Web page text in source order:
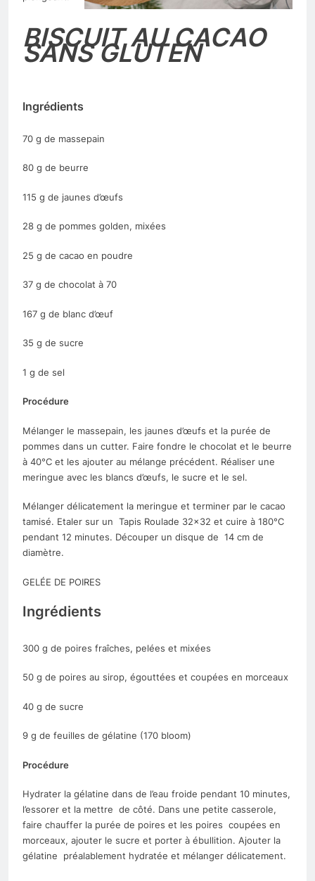
BISCUIT AU CACAO
SANS GLUTEN
Ingrédients
70 g de massepain
80 g de beurre
115 g de jaunes d’œufs
28 g de pommes golden, mixées
25 g de cacao en poudre
37 g de chocolat à 70
167 g de blanc d’œuf
35 g de sucre
1 g de sel
Procédure
Mélanger le massepain, les jaunes d’œufs et la purée de
pommes dans un cutter. Faire fondre le chocolat et le beurre
à 40°C et les ajouter au mélange précédent. Réaliser une
meringue avec les blancs d’œufs, le sucre et le sel.
Mélanger délicatement la meringue et terminer par le cacao
tamisé. Etaler sur un Tapis Roulade 32×32 et cuire à 180°C
pendant 12 minutes. Découper un disque de 14 cm de
diamètre.
GELÉE DE POIRES
Ingrédients
300 g de poires fraîches, pelées et mixées
50 g de poires au sirop, égouttées et coupées en morceaux
40 g de sucre
9 g de feuilles de gélatine (170 bloom)
Procédure
Hydrater la gélatine dans de l’eau froide pendant 10 minutes,
l’essorer et la mettre de côté. Dans une petite casserole,
faire chauffer la purée de poires et les poires coupées en
morceaux, ajouter le sucre et porter à ébullition. Ajouter la
gélatine préalablement hydratée et mélanger délicatement.